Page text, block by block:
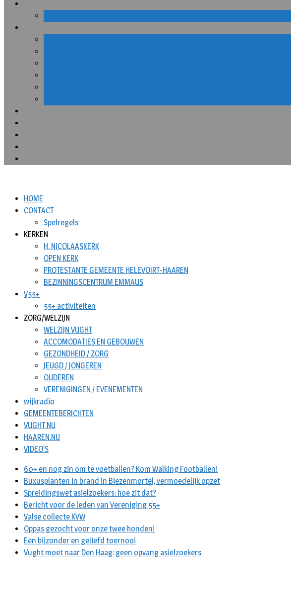
HOME
CONTACT
Spelregels
KERKEN
H. NICOLAASKERK
OPEN KERK
PROTESTANTE GEMEENTE HELEVOIRT-HAAREN
BEZINNINGSCENTRUM EMMAUS
V55+
55+ activiteiten
ZORG/WELZIJN
WELZIJN VUGHT
ACCOMODATIES EN GEBOUWEN
GEZONDHEID / ZORG
JEUGD / JONGEREN
OUDEREN
VERENIGINGEN / EVENEMENTEN
wijkradio
GEMEENTEBERICHTEN
VUGHT.NU
HAAREN.NU
VIDEO’S
60+ en nog zin om te voetballen? Kom Walking Footballen!
Buxusplanten in brand in Biezenmortel, vermoedelijk opzet
Spreidingswet asielzoekers: hoe zit dat?
Bericht voor de leden van Vereniging 55+
Valse collecte KVW
Oppas gezocht voor onze twee honden!
Een bijzonder en geliefd toernooi
Vught moet naar Den Haag: geen opvang asielzoekers